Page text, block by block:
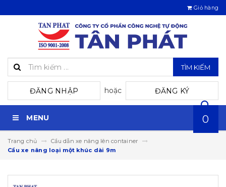
Giỏ hàng
TÌM KIẾM
ĐĂNG NHẬP hoặc ĐĂNG KÝ
MENU 0
Trang chủ
Cầu dẫn xe nâng lên container
Cầu xe nâng loại một khúc dài 9m